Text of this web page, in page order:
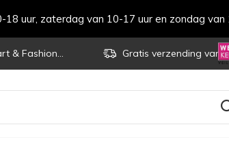
Gratis verzending vanaf €
18 uur, zaterdag van 10-17 uur en zondag van